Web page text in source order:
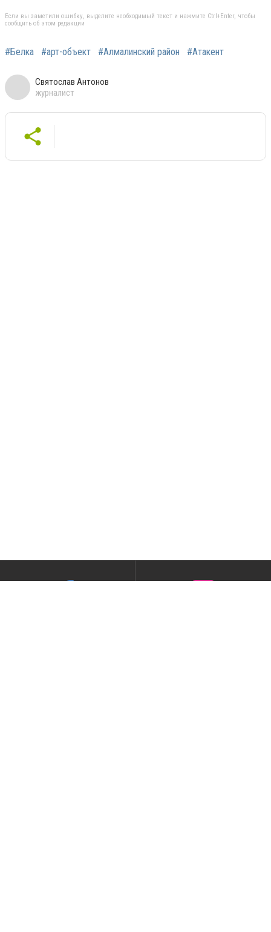
Если вы заметили ошибку, выделите необходимый текст и нажмите Ctrl+Enter, чтобы
сообщить об этом редакции
#Белка #арт-объект #Алмалинский район #Атакент
Святослав Антонов
журналист